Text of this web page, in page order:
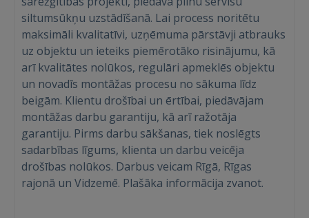
Ienākt
siltumsūkņu uzstādīšanā. Lai process noritētu
maksimāli kvalitatīvi, uzņēmuma pārstāvji atbrauks
uz objektu un ieteiks piemērotāko risinājumu, kā
arī kvalitātes nolūkos, regulāri apmeklēs objektu
un novadīs montāžas procesu no sākuma līdz
beigām. Klientu drošībai un ērtībai, piedāvājam
montāžas darbu garantiju, kā arī ražotāja
garantiju. Pirms darbu sākšanas, tiek noslēgts
sadarbības līgums, klienta un darbu veicēja
drošības nolūkos. Darbus veicam Rīgā, Rīgas
rajonā un Vidzemē. Plašāka informācija zvanot.